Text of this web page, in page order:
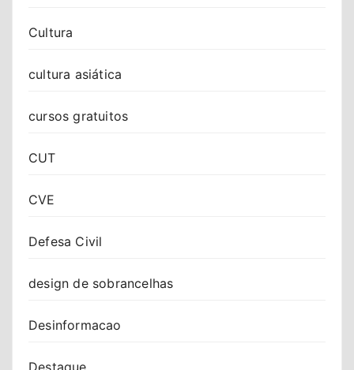
Cultura
cultura asiática
cursos gratuitos
CUT
CVE
Defesa Civil
design de sobrancelhas
Desinformacao